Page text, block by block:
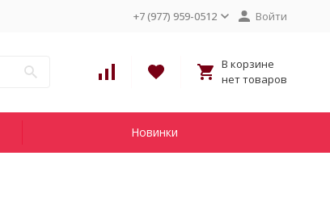
+7 (977) 959-0512 Войти
В корзине
нет товаров
Новинки